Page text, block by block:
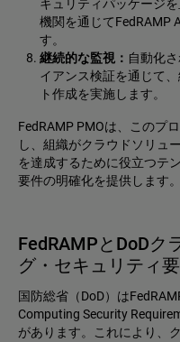
キュリティパッケージ
機関を通じてFedRAMP
す。
継続的な監視： 自動化
イアンス検証を通じて
ト作成を実施します。
FedRAMP PMOは、このプ
し、組織がクラウドソリュ
を達成するために役立つテ
要件の明確化を提供します。
FedRAMPとDoDク
グ・セキュリティ
国防総省（DoD）は
Computing Security
があります。これにより、